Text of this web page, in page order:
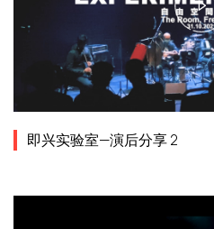
即兴实验室—演后分享 2